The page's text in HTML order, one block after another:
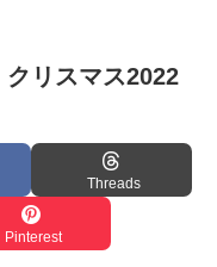
クリスマス2022
Threads
Pinterest